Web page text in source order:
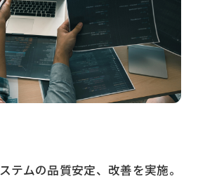
テムの品質安定、改善を実施。